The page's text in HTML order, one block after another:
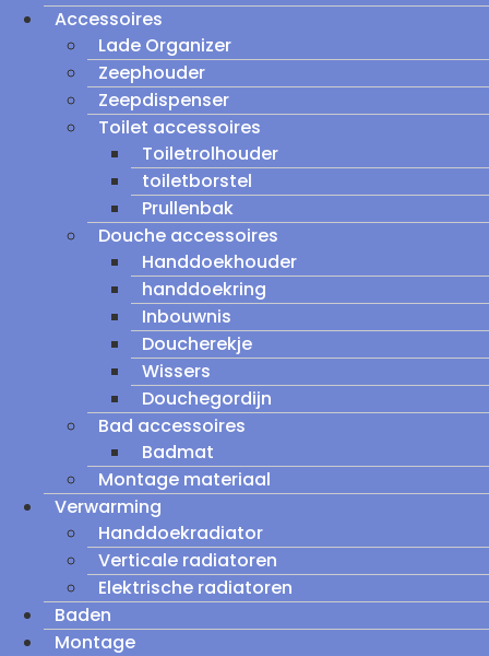
Accessoires
Lade Organizer
Zeephouder
Zeepdispenser
Toilet accessoires
Toiletrolhouder
toiletborstel
Prullenbak
Douche accessoires
Handdoekhouder
handdoekring
Inbouwnis
Doucherekje
Wissers
Douchegordijn
Bad accessoires
Badmat
Montage materiaal
Verwarming
Handdoekradiator
Verticale radiatoren
Elektrische radiatoren
Baden
Montage